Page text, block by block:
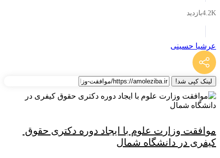
4.2Kبازدید
عرشیا حسینی
لینک کپی شد!
موافقت وزارت علوم با ایجاد دوره دکتری حقوق
کیفری در دانشگاه شمال